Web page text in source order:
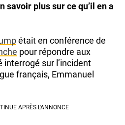
savoir plus sur ce qu’il en a
était en conférence de
pour répondre aux
interrogé sur l’incident
français, Emmanuel